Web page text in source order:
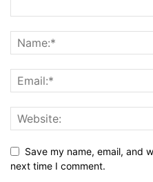
Save my name, email, and
next time I comment.